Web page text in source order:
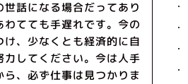
話になる場合だってあり
わてても手遅れです。今の
け、少なくとも経済的に自
力してください。今は人手
ら、必ず仕事は見つかりま